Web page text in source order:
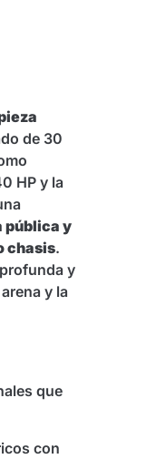
de 30
HP y la
pública y
chasis.
y
y la
que
con